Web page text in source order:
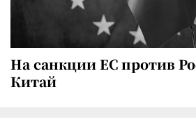
На санкции ЕС против
Китай